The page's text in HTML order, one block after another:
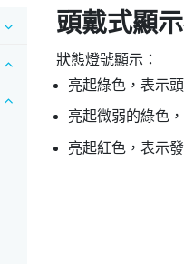
頭戴式顯
狀態燈號顯示：
亮起綠色，表示
亮起微弱的綠色
亮起紅色，表示